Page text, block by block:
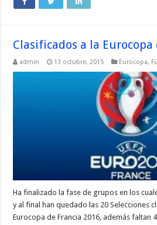
Clasificados a la Eurocopa
admin 13 octubre, 2015 Eurocopa,
Ha finalizado la fase de grupos en los
y al final han quedado las 20 Selecciones
Eurocopa de Francia 2016, además faltan